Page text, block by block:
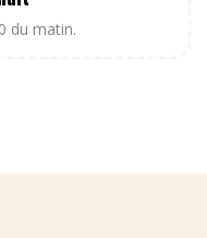
du matin.